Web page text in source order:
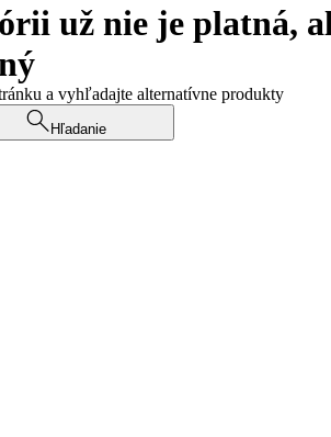
už nie je platná,
a vyhľadajte alternatívne produkty
Hľadanie